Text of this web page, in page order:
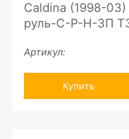
Caldina (1998-
руль-C-P-H-ЗП
Артикул:
Купить